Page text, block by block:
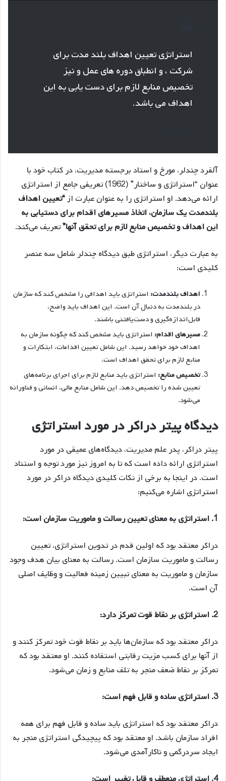
استراتژی تعیین اهداف بلند مدت برای
شرکت ، و انطباق دوره های عمل و نیز
تخصیص منابع لازم برای دست یابی به این
اهداف می باشد.
آلفرد چندلر، مورخ و استاد برجسته مدیریت، در کتاب خود با
عنوان “استراتژی و ساختار” (1962) تعریفی جامع از استراتژی
ارائه می‌دهد. او استراتژی را به عنوان عبارت از“تعیین اهداف
بلندمدت یک سازمان، اتخاذ مسیرهای اقدام برای دستیابی به
این اهداف و تخصیص منابع لازم برای تحقق آنها”تعریف می‌کند.
به عبارت دیگر، استراتژی طبق دیدگاه چندلر شامل سه عنصر
کلیدی است:
اهداف بلندمدت: استراتژی باید اهدافی را مشخص کند که سازمان
در بلندمدت به دنبال آن است. این اهداف باید واضح،
قابل‌اندازه‌گیری و دست‌یافتنی باشند.
مسیرهای اقدام: استراتژی باید مشخص کند که چگونه سازمان به
اهداف خود خواهد رسید. این شامل تعیین اقدامات، ابتکارات و
منابع لازم برای تحقق اهداف است.
تخصیص منابع: استراتژی باید منابع لازم برای اجرای برنامه‌های
تعیین شده را تخصیص دهد. این شامل منابع مالی، انسانی و فناورانه
می‌شود.
دیدگاه پیتر دراکر در مورد استراتژی
پیتر دراکر، پدر علم مدیریت، دیدگاه‌های عمیقی در مورد
استراتژی ارائه داده است که تا به امروز نیز مورد توجه و استناد
است. در اینجا به برخی از نکات کلیدی دیدگاه دراکر در مورد
استراتژی اشاره می‌کنیم:
1. استراتژی به معنای تعیین رسالت و ماموریت سازمان است:
دراکر معتقد بود که اولین قدم در تدوین استراتژی، تعیین
رسالت و ماموریت سازمان است. رسالت به معنای بیان هدف وجود
سازمان و ماموریت به معنای تبیین زمینه فعالیت و وظایف اصلی
آن است.
2. استراتژی بر نقاط قوت تمرکز دارد:
دراکر معتقد بود که سازمان‌ها باید بر نقاط قوت خود تمرکز کنند و
از آنها برای کسب مزیت رقابتی استفاده کنند. او معتقد بود که
تمرکز بر نقاط ضعف منجر به تلف منابع و زمان می‌شود.
3. استراتژی ساده و قابل فهم است:
دراکر معتقد بود که استراتژی باید ساده و قابل فهم برای همه
افراد سازمان باشد. او معتقد بود که پیچیدگی استراتژی منجر به
ایجاد سردرگمی و ناکارآمدی می‌شود.